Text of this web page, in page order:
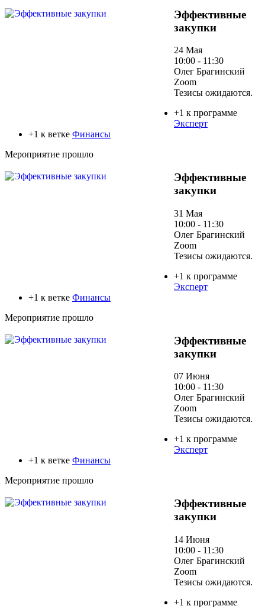
Эффективные
закупки
24 Мая
10:00 - 11:30
Олег Брагинский
Zoom
Тезисы ожидаются.
+1 к программе
Эксперт
+1 к ветке Финансы
Мероприятие прошло
Эффективные
закупки
31 Мая
10:00 - 11:30
Олег Брагинский
Zoom
Тезисы ожидаются.
+1 к программе
Эксперт
+1 к ветке Финансы
Мероприятие прошло
Эффективные
закупки
07 Июня
10:00 - 11:30
Олег Брагинский
Zoom
Тезисы ожидаются.
+1 к программе
Эксперт
+1 к ветке Финансы
Мероприятие прошло
Эффективные
закупки
14 Июня
10:00 - 11:30
Олег Брагинский
Zoom
Тезисы ожидаются.
+1 к программе